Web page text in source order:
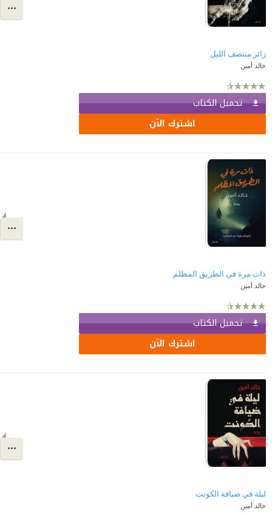
زائر منتصف الليل
خالد أمين
تحميل الكتاب
اشترك الآن
ذات مرة في الطريق المظلم
خالد أمين
تحميل الكتاب
اشترك الآن
ليلة في ضيافة الكونت
خالد أمين